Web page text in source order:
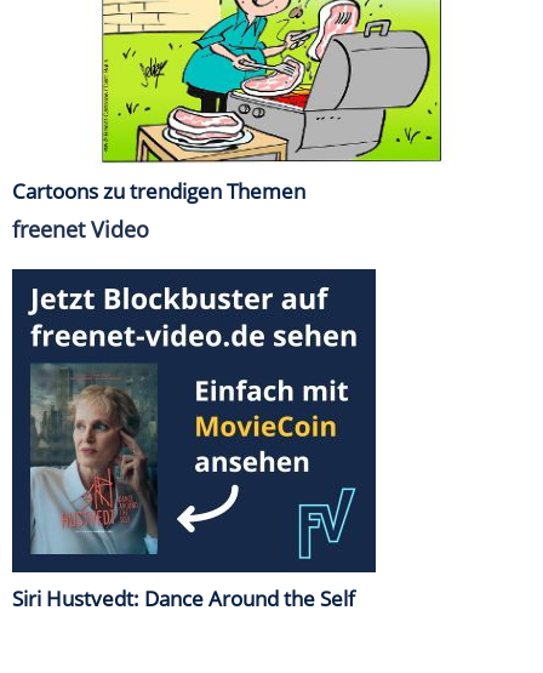
Cartoons zu trendigen Themen
freenet Video
Siri Hustvedt: Dance Around the Self